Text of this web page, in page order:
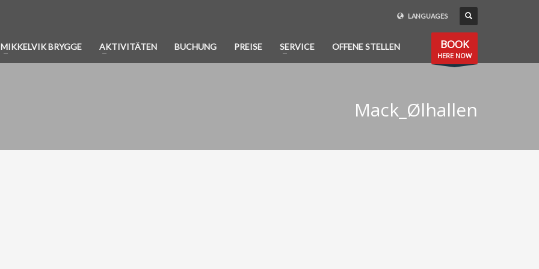
LANGUAGES
MIKKELVIK BRYGGE AKTIVITÄTEN BUCHUNG PREISE SERVICE OFFENE STELLEN BOOK
HERE NOW
Mack_Ølhallen